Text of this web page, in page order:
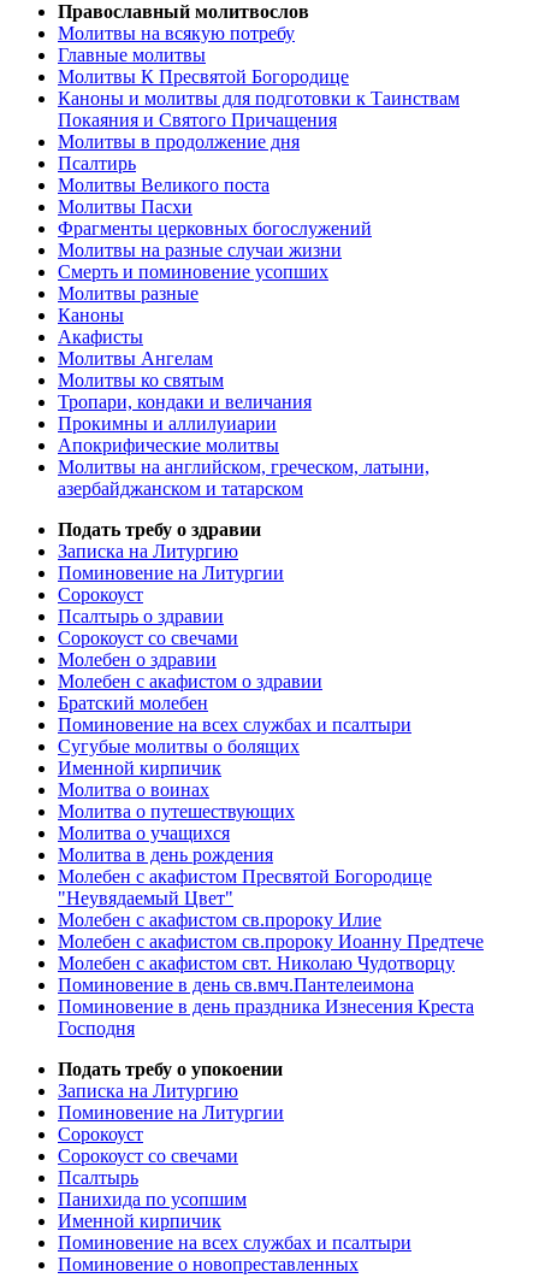
Православный молитвослов
Молитвы на всякую потребу
Главные молитвы
Молитвы К Пресвятой Богородице
Каноны и молитвы для подготовки к Таинствам
Покаяния и Святого Причащения
Молитвы в продолжение дня
Псалтирь
Молитвы Великого поста
Молитвы Пасхи
Фрагменты церковных богослужений
Молитвы на разные случаи жизни
Смерть и поминовение усопших
Молитвы разные
Каноны
Акафисты
Молитвы Ангелам
Молитвы ко святым
Тропари, кондаки и величания
Прокимны и аллилуиарии
Апокрифические молитвы
Молитвы на английском, греческом, латыни,
азербайджанском и татарском
Подать требу о здравии
Записка на Литургию
Поминовение на Литургии
Сорокоуст
Псалтырь о здравии
Сорокоуст со свечами
Молебен о здравии
Молебен с акафистом о здравии
Братский молебен
Поминовение на всех службах и псалтыри
Сугубые молитвы о болящих
Именной кирпичик
Молитва о воинах
Молитва о путешествующих
Молитва о учащихся
Молитва в день рождения
Молебен с акафистом Пресвятой Богородице
"Неувядаемый Цвет"
Молебен с акафистом св.пророку Илие
Молебен с акафистом св.пророку Иоанну Предтече
Молебен с акафистом свт. Николаю Чудотворцу
Поминовение в день св.вмч.Пантелеимона
Поминовение в день праздника Изнесения Креста
Господня
Подать требу о упокоении
Записка на Литургию
Поминовение на Литургии
Сорокоуст
Сорокоуст со свечами
Псалтырь
Панихида по усопшим
Именной кирпичик
Поминовение на всех службах и псалтыри
Поминовение о новопреставленных